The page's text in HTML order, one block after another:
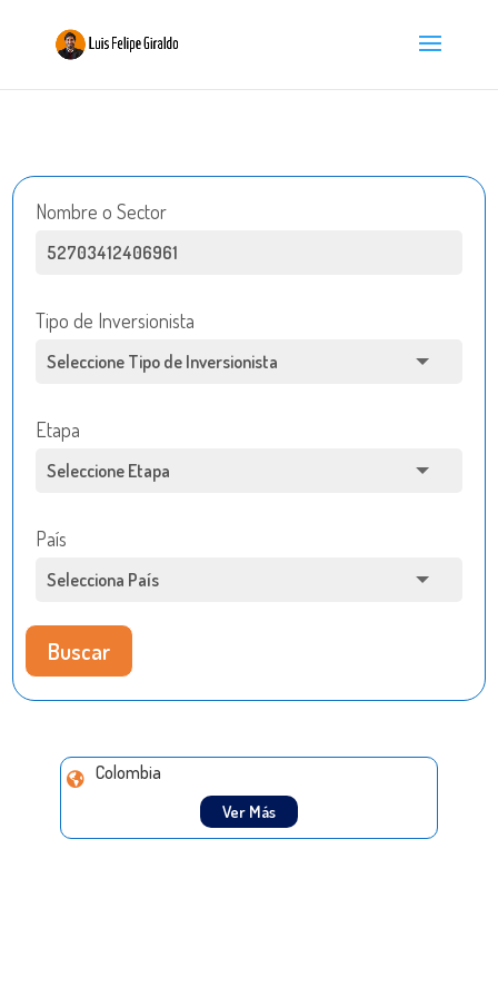
Nombre o Sector
Tipo de Inversionista
Etapa
País
Buscar
Colombia
Ver Más